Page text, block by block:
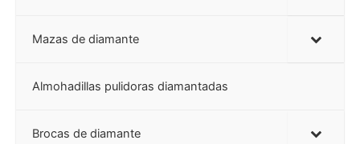
Mazas de diamante
Almohadillas pulidoras diamantadas
Brocas de diamante